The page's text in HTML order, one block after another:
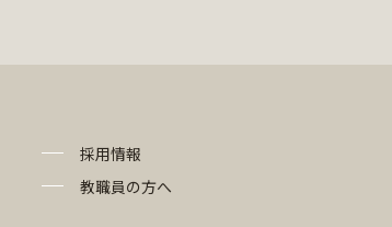
採用情報
教職員の方へ